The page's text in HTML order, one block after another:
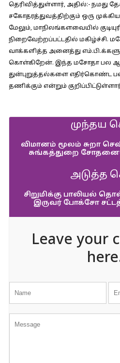
தெரிவித்துள்ளார், அதில்:-நமது
சகோதரத்துவத்திற்கும் ஒரு
மேலும், மாநிலங்களவையில்
நிறைவேற்றப்பட்டதில் மகிழ்ச்சி.
வாக்களித்த அனைத்து
கொள்கிறேன். இந்த மசோதா பல
துன்புறுத்தல்களை எதிர்கொண்ட
தணிக்கும் என்றும்
முந்தய
விமானம் மூலம் சுறா
சுங்கத்துறை
அடுத்த
சிறுமிக்கு பாலியல்
இருவர் போக்சோ
Leave your